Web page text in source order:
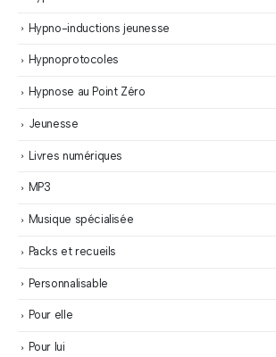
Hypno-inductions jeunesse
Hypnoprotocoles
Hypnose au Point Zéro
Jeunesse
Livres numériques
MP3
Musique spécialisée
Packs et recueils
Personnalisable
Pour elle
Pour lui